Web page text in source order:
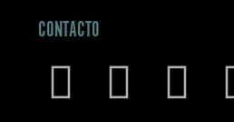
CONTACTO